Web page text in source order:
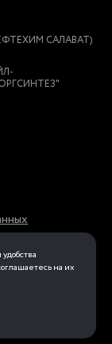
САЛАВАТ)
на их